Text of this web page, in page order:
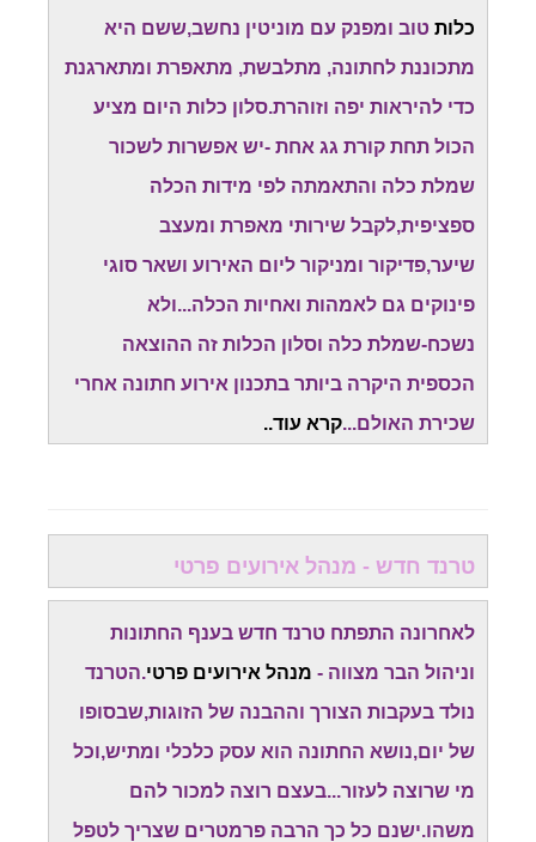
כלות טוב ומפנק עם מוניטין נחשב,ששם היא
מתכוננת לחתונה, מתלבשת, מתאפרת ומתארגנת
כדי להיראות יפה וזוהרת.סלון כלות היום מציע
הכול תחת קורת גג אחת -יש אפשרות לשכור
שמלת כלה והתאמתה לפי מידות הכלה
ספציפית,לקבל שירותי מאפרת ומעצב
שיער,פדיקור ומניקור ליום האירוע ושאר סוגי
פינוקים גם לאמהות ואחיות הכלה...ולא
נשכח-שמלת כלה וסלון הכלות זה ההוצאה
הכספית היקרה ביותר בתכנון אירוע חתונה אחרי
שכירת האולם...קרא עוד..
טרנד חדש - מנהל אירועים פרטי
לאחרונה התפתח טרנד חדש בענף החתונות
וניהול הבר מצווה - מנהל אירועים פרטי.הטרנד
נולד בעקבות הצורך וההבנה של הזוגות,שבסופו
של יום,נושא החתונה הוא עסק כלכלי ומתיש,וכל
מי שרוצה לעזור...בעצם רוצה למכור להם
משהו.ישנם כל כך הרבה פרמטרים שצריך לטפל